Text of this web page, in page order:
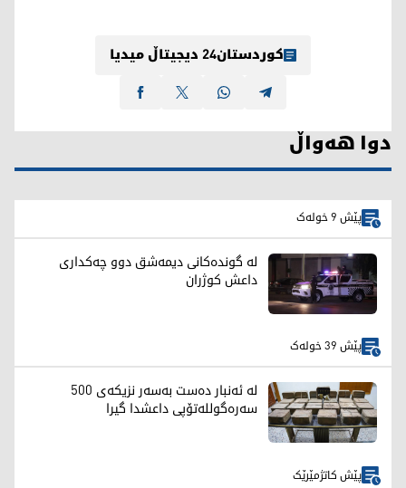
کوردستان24 دیجیتاڵ میدیا
دوا هەواڵ
پێش 9 خولەک
لە گوندەکانی دیمەشق دوو چەکداری
داعش کوژران
پێش 39 خولەک
لە ئەنبار دەست بەسەر نزیکەی 500
سەرەگوللەتۆپی داعشدا گیرا
پێش کاتژمێرێک